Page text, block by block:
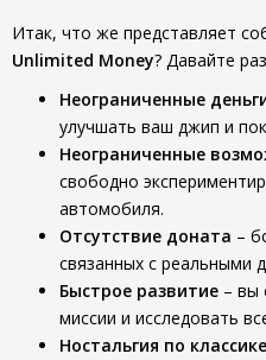
Итак, что же представляет
Unlimited Money? Давайте
Неограниченные
улучшать ваш джип и
Неограниченные
свободно
автомобиля.
Отсутствие доната –
связанных с реальными
Быстрое развитие – вы
миссии и исследовать
Ностальгия по классике